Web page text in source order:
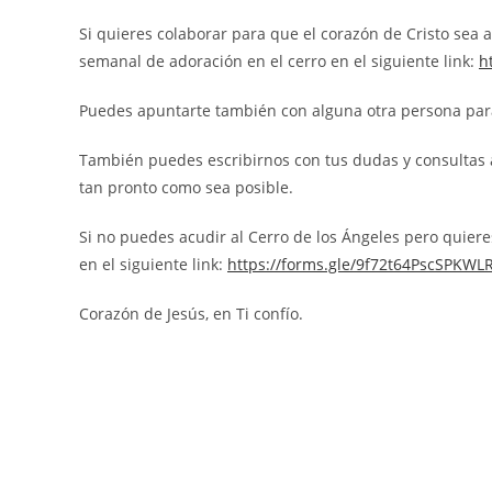
Si quieres colaborar para que el corazón de Cristo
semanal de adoración en el cerro en el siguiente link:
Puedes apuntarte también con alguna otra persona
También puedes escribirnos con tus dudas y
tan pronto como sea posible.
Si no puedes acudir al Cerro de los Ángeles pero
en el siguiente link: https://forms.gle/
Corazón de Jesús, en Ti confío.